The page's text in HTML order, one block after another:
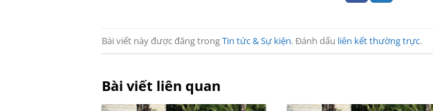
Bài viết này được đăng trongTin tức & Sự kiện. Đánh dấu liên kết thường trực.
Bài viết liên quan